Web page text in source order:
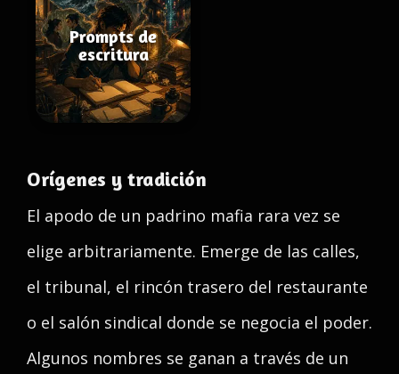
Prompts de
escritura
Orígenes y tradición
El apodo de un padrino mafia rara vez se
elige arbitrariamente. Emerge de las calles,
el tribunal, el rincón trasero del restaurante
o el salón sindical donde se negocia el poder.
Algunos nombres se ganan a través de un